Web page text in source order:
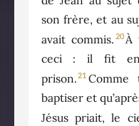
son frère, et au
avait commis. 20À
ceci : il fit
prison.21
baptiser et
Jésus priait, le